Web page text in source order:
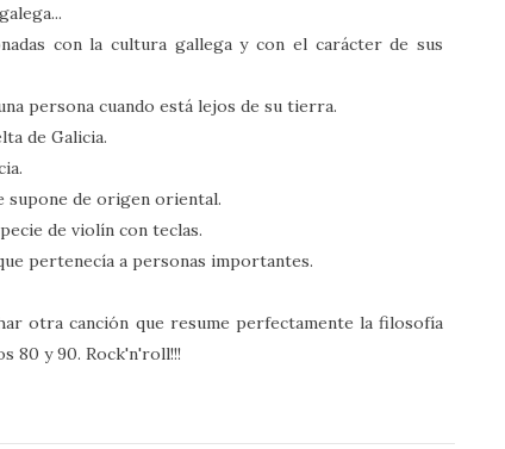
con la cultura gallega y con el carácter de sus
persona cuando está lejos de su tierra.
de Galicia.
supone de origen oriental.
de violín con teclas.
pertenecía a personas importantes.
otra canción que resume perfectamente la filosofía
80 y 90. Rock'n'roll!!!